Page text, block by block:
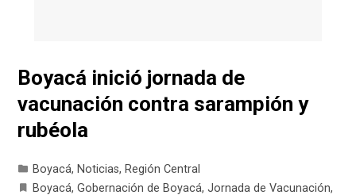
Boyacá inició jornada de
vacunación contra sarampión y
rubéola
Boyacá, Noticias, Región Central
Boyacá,Gobernación de Boyacá,Jornada de Vacunación,